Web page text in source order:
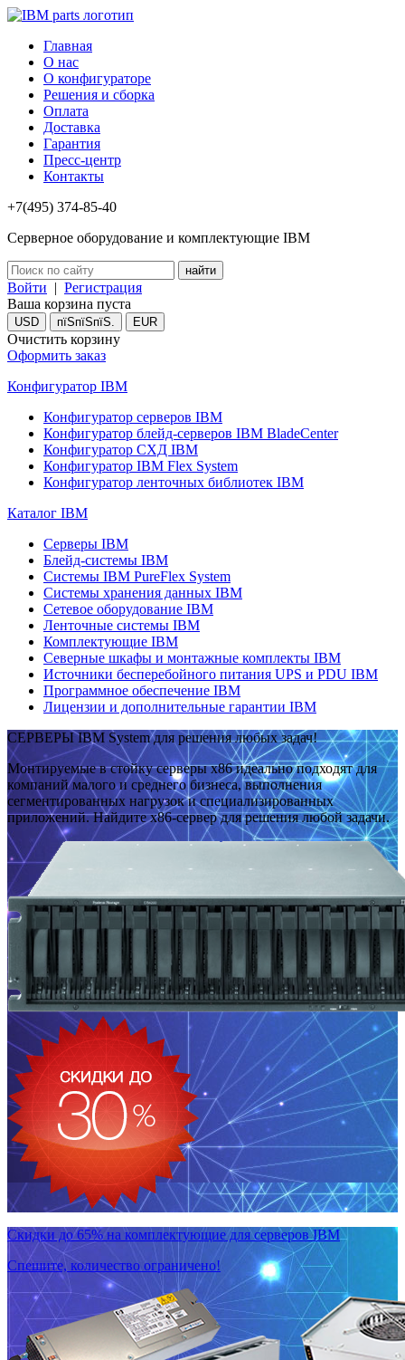
Главная
О нас
О конфигураторе
Решения и сборка
Оплата
Доставка
Гарантия
Пресс-центр
Контакты
+7(495) 374-85-40
Серверное оборудование и комплектующие IBM
Войти | Регистрация
Ваша корзина пуста
USD пїЅпїЅпїЅ. EUR
Очистить корзину
Оформить заказ
Конфигуратор IBM
Конфигуратор серверов IBM
Конфигуратор блейд-серверов IBM BladeCenter
Конфигуратор СХД IBM
Конфигуратор IBM Flex System
Конфигуратор ленточных библиотек IBM
Каталог IBM
Серверы IBM
Блейд-системы IBM
Системы IBM PureFlex System
Системы хранения данных IBM
Сетевое оборудование IBM
Ленточные системы IBM
Комплектующие IBM
Северные шкафы и монтажные комплекты IBM
Источники бесперебойного питания UPS и PDU IBM
Программное обеспечение IBM
Лицензии и дополнительные гарантии IBM
СЕРВЕРЫ IBM System для решения любых задач!
Монтируемые в стойку серверы x86 идеально подходят для
компаний малого и среднего бизнеса, выполнения
сегментированных нагрузок и специализированных
приложений. Найдите x86-сервер для решения любой задачи.
Скидки до 65% на комплектующие для серверов IBM
Спешите, количество ограничено!